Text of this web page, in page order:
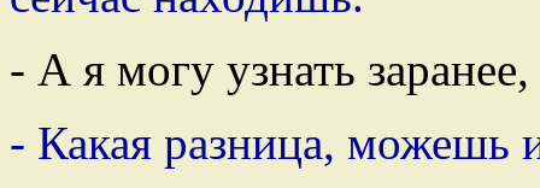
- А я могу узнать
- Какая разница, можешь